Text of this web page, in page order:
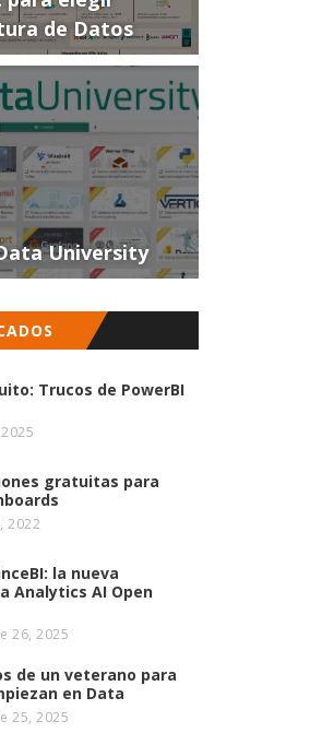
de Datos
University
Trucos de PowerBI
gratuitas para
2022
la nueva
Analytics AI Open
26, 2025
de un veterano para
en Data
25, 2025